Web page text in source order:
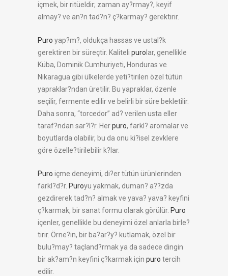
içmek, bir ritüeldir; zaman ay?rmay?, keyif
almay? ve an?n tad?n? ç?karmay? gerektirir.
Puro yap?m?, oldukça hassas ve ustal?k
gerektiren bir süreçtir. Kaliteli puro lar, genellikle
Küba, Dominik Cumhuriyeti, Honduras ve
Nikaragua gibi ülkelerde yeti?tirilen özel tütün
yapraklar?ndan üretilir. Bu yapraklar, özenle
seçilir, fermente edilir ve belirli bir süre bekletilir.
Daha sonra, “torcedor” ad? verilen usta eller
taraf?ndan sar?l?r. Herpuro, farkl? aromalar ve
boyutlarda olabilir, bu da onu ki?isel zevklere
göre özelle?tirilebilir k?lar.
Puro içme deneyimi, di?er tütün ürünlerinden
farkl?d?r. Puroyu yakmak, duman? a??zda
gezdirerek tad?n? almak ve yava? yava? keyfini
ç?karmak, bir sanat formu olarak görülür. Puro
içenler, genellikle bu deneyimi özel anlarla birle?
tirir. Örne?in, bir ba?ar?y? kutlamak, özel bir
bulu?may? taçland?rmak ya da sadece dingin
bir ak?am?n keyfini ç?karmak için puro tercih
edilir.